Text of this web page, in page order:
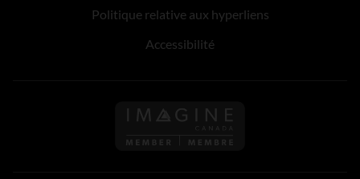
Politique relative aux hyperliens
Accessibilité